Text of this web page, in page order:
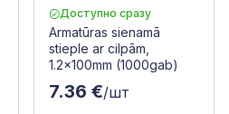
Доступно сразу
Armatūras sienamā
stieple ar cilpām,
1.2x100mm (1000gab)
7.36 €/шт